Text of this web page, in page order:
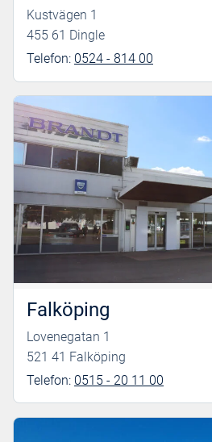
Kustvägen 1
455 61 Dingle
Telefon: 0524 - 814 00
Falköping
Lovenegatan 1
521 41 Falköping
Telefon: 0515 - 20 11 00